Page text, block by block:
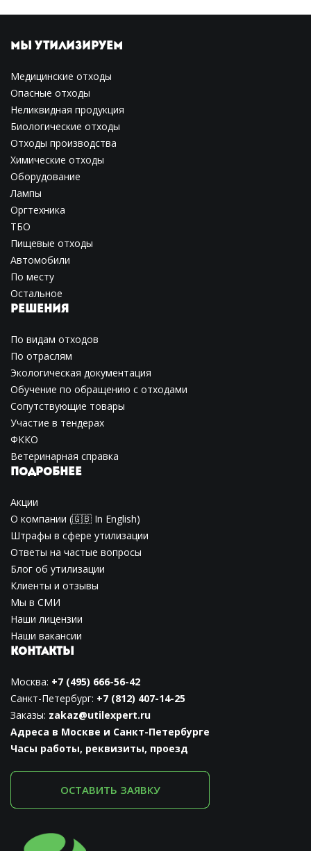
МЫ УТИЛИЗИРУЕМ
Медицинские отходы
Опасные отходы
Неликвидная продукция
Биологические отходы
Отходы производства
Химические отходы
Оборудование
Лампы
Оргтехника
ТБО
Пищевые отходы
Автомобили
По месту
Остальное
РЕШЕНИЯ
По видам отходов
По отраслям
Экологическая документация
Обучение по обращению с отходами
Сопутствующие товары
Участие в тендерах
ФККО
Ветеринарная справка
ПОДРОБНЕЕ
Акции
О компании (🇬🇧 In English)
Штрафы в сфере утилизации
Ответы на частые вопросы
Блог об утилизации
Клиенты и отзывы
Мы в СМИ
Наши лицензии
Наши вакансии
КОНТАКТЫ
Москва: +7 (495) 666-56-42
Санкт-Петербург: +7 (812) 407-14-25
Заказы: zakaz@utilexpert.ru
Адреса в Москве и Санкт-Петербурге
Часы работы, реквизиты, проезд
ОСТАВИТЬ ЗАЯВКУ